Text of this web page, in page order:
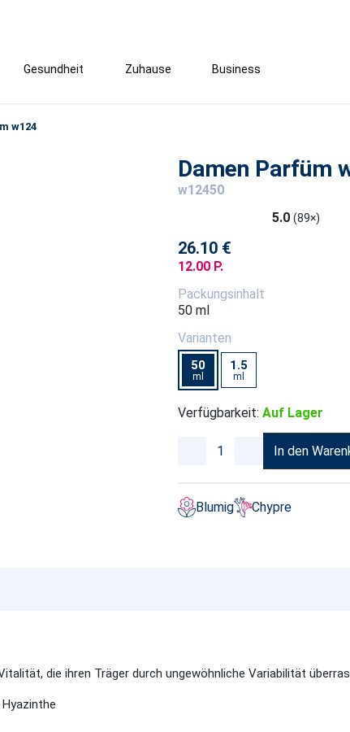
Gesundheit Zuhause Business
w124
Damen Parfüm
w12450
5.0 (89×)
26.10 €
12.00 P.
Packungsinhalt
50 ml
Varianten
50
ml
1.5
ml
Verfügbarkeit: Auf Lager
In den
Blumig Chypre
die ihren Träger durch ungewöhnliche Variabilität